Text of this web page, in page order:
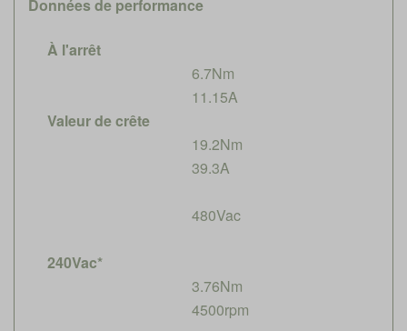
Données de performance
À l'arrêt
6.7Nm
11.15A
Valeur de crête
19.2Nm
39.3A
480Vac
240Vac*
3.76Nm
4500rpm